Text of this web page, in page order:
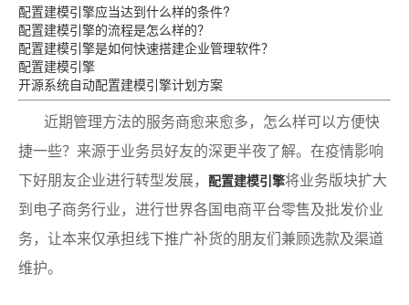
配置建模引擎应当达到什么样的条件?
配置建模引擎的流程是怎么样的？
配置建模引擎是如何快速搭建企业管理软件？
配置建模引擎
开源系统自动配置建模引擎计划方案
近期管理方法的服务商愈来愈多，怎么样可以方便快
捷一些？来源于业务员好友的深更半夜了解。在疫情影响
下好朋友企业进行转型发展， 配置建模引擎将业务版块扩大
到电子商务行业，进行世界各国电商平台零售及批发价业
务，让本来仅承担线下推广补货的朋友们兼顾选款及渠道
维护。